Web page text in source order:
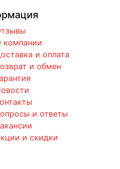
компании
и оплата
и обмен
и ответы
и скидки